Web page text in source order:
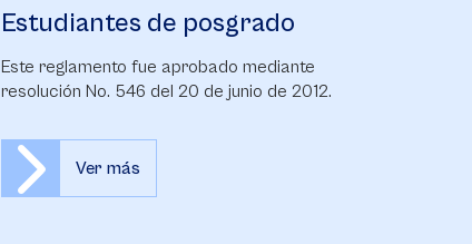
Estudiantes de posgrado
Este reglamento fue aprobado mediante
resolución No. 546 del 20 de junio de 2012.
Ver más